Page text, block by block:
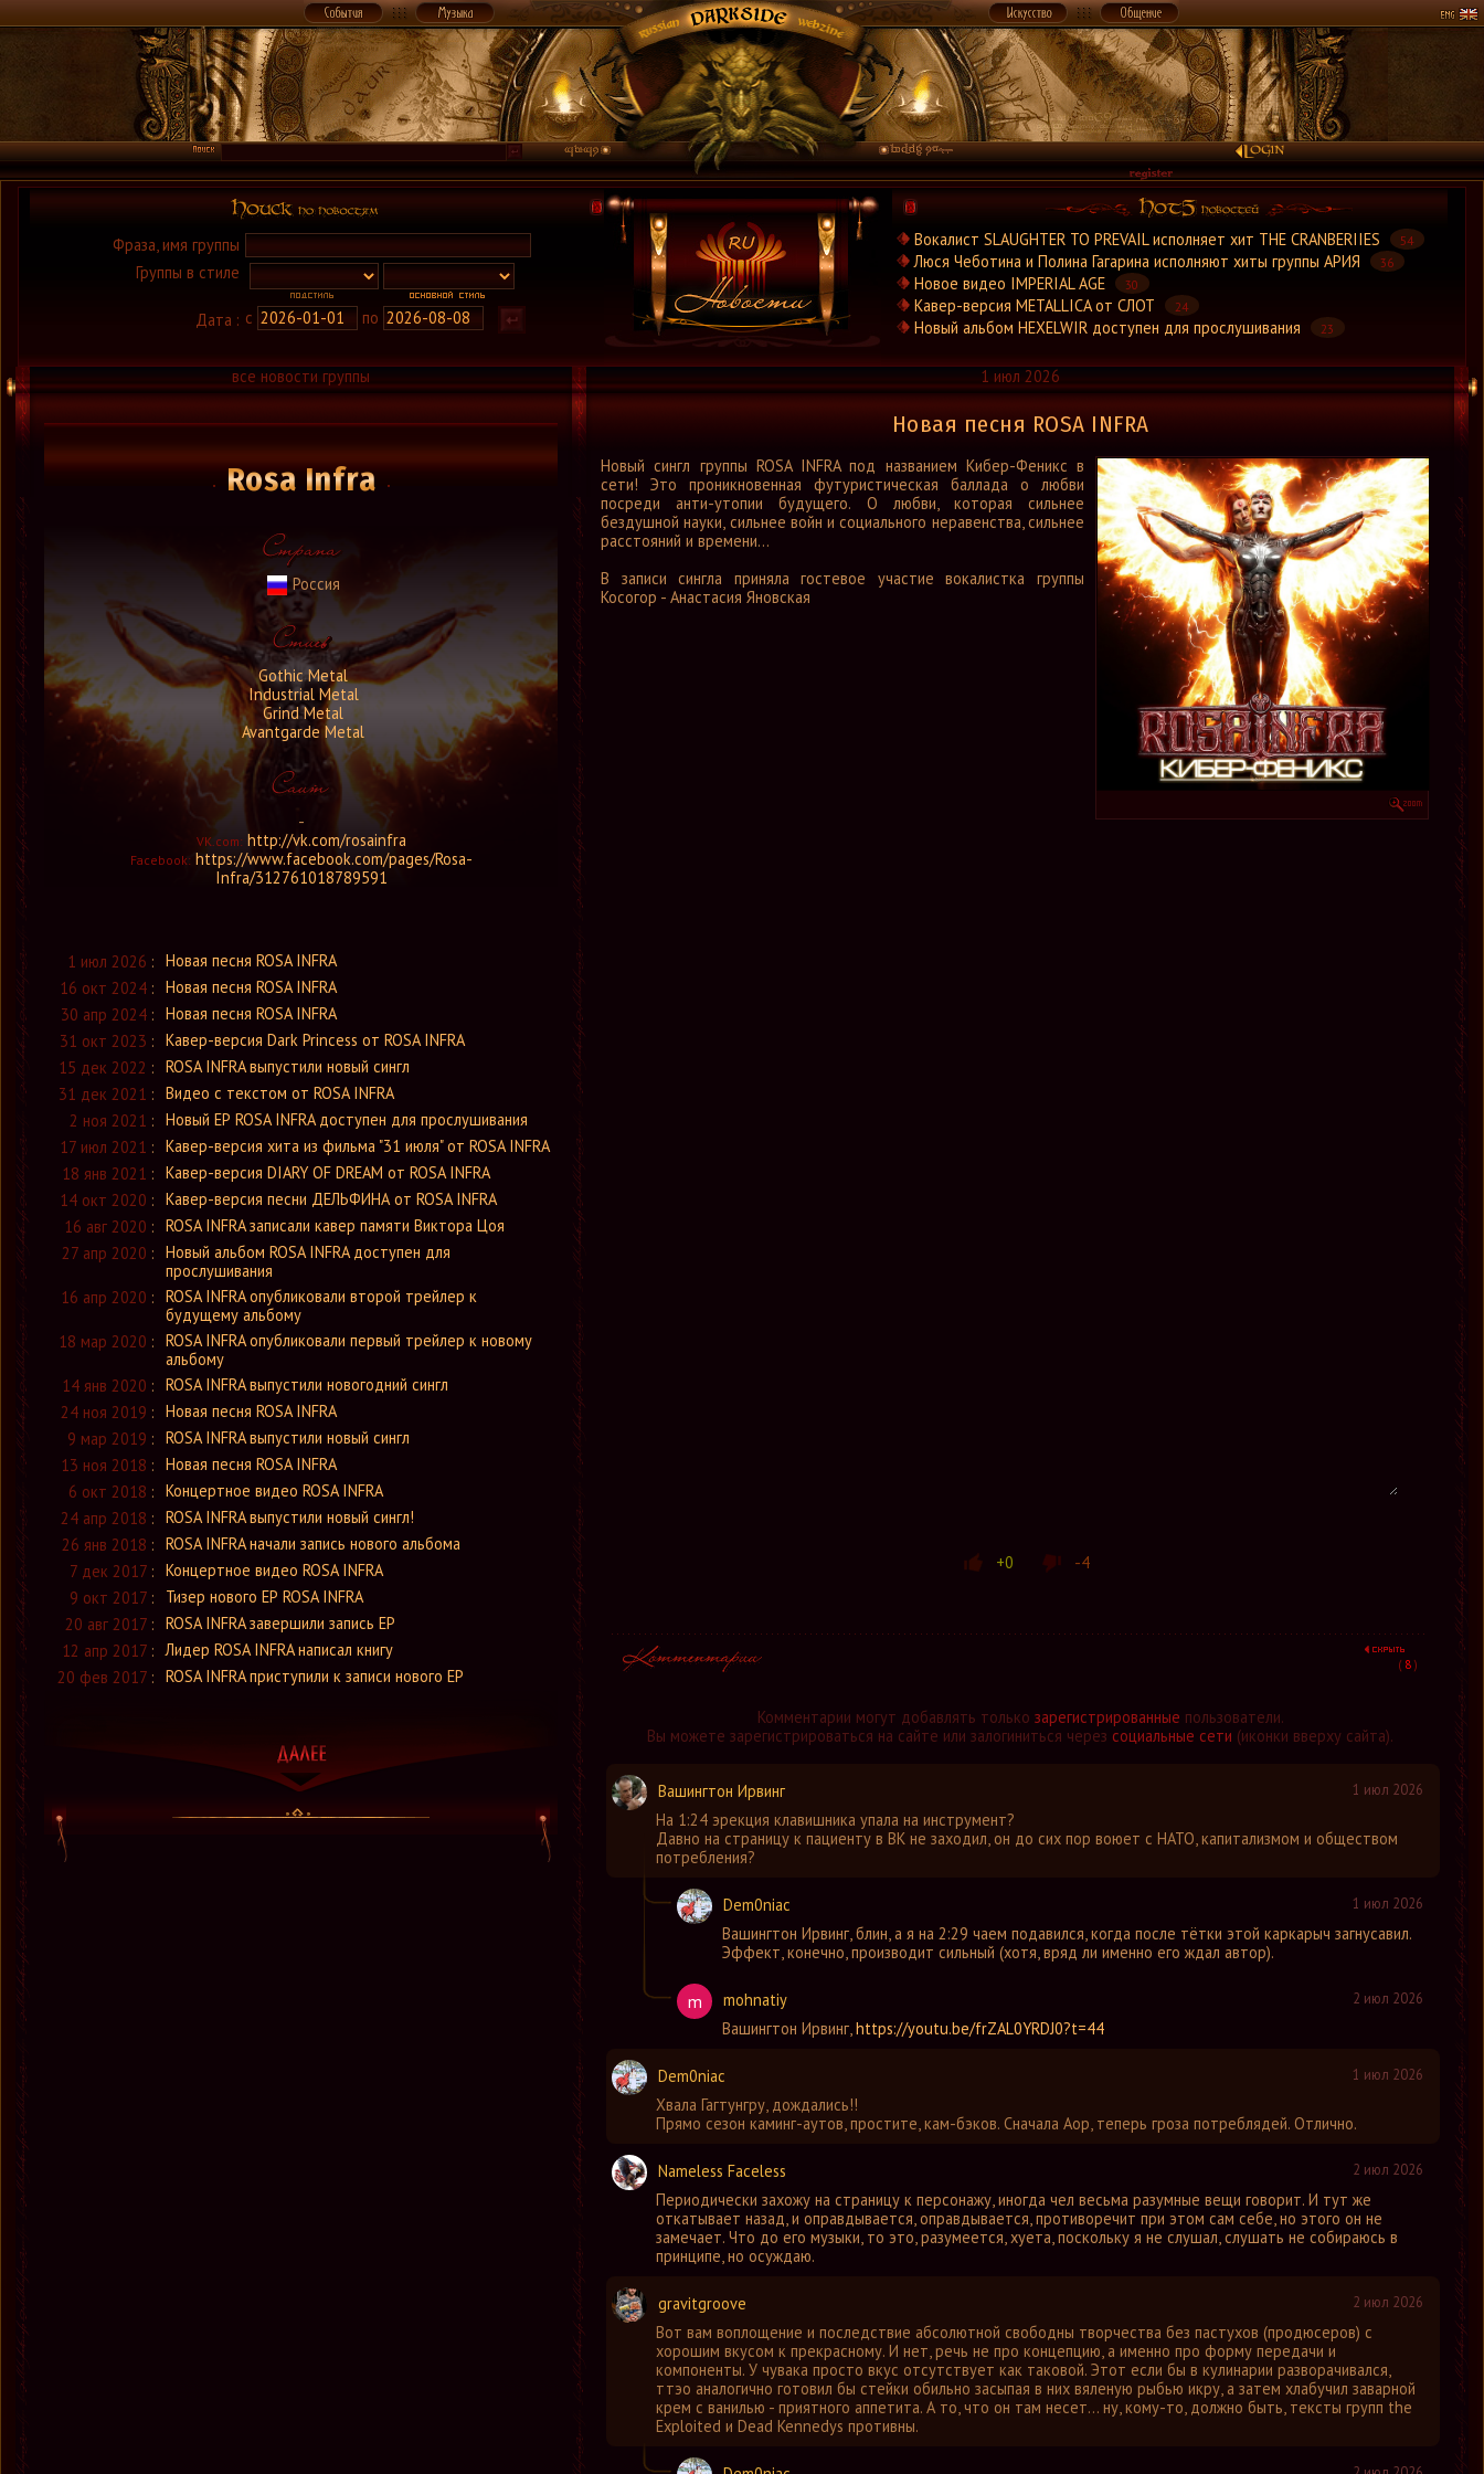
×
Новости
Новости.Рус
Видео
Концерты
Репортажи
Группы
Рецензии
Интервью
Графика
Форум
Ссылки
Контакты
Фраза, имя группы
Группы в стиле
Дата : с по
Вокалист SLAUGHTER TO PREVAIL исполняет хит THE CRANBERIIES 54
Люся Чеботина и Полина Гагарина исполняют хиты группы АРИЯ 36
Новое видео IMPERIAL AGE 30
Кавер-версия METALLICA от СЛОТ 24
Новый альбом HEXELWIR доступен для прослушивания 23
все новости группы
Rosa Infra
Россия
Gothic Metal
Industrial Metal
Grind Metal
Avantgarde Metal
-
VK.com: http://vk.com/rosainfra
Facebook: https://www.facebook.com/pages/Rosa-
Infra/312761018789591
1 июл 2026 : Новая песня ROSA INFRA
16 окт 2024 : Новая песня ROSA INFRA
30 апр 2024 : Новая песня ROSA INFRA
31 окт 2023 : Кавер-версия Dark Princess от ROSA INFRA
15 дек 2022 : ROSA INFRA выпустили новый сингл
31 дек 2021 : Видео с текстом от ROSA INFRA
2 ноя 2021 : Новый ЕР ROSA INFRA доступен для прослушивания
17 июл 2021 : Кавер-версия хита из фильма "31 июля" от ROSA INFRA
18 янв 2021 : Кавер-версия DIARY OF DREAM от ROSA INFRA
14 окт 2020 : Кавер-версия песни ДЕЛЬФИНА от ROSA INFRA
16 авг 2020 : ROSA INFRA записали кавер памяти Виктора Цоя
27 апр 2020 : Новый альбом ROSA INFRA доступен для
прослушивания
16 апр 2020 : ROSA INFRA опубликовали второй трейлер к
будущему альбому
18 мар 2020 : ROSA INFRA опубликовали первый трейлер к новому
альбому
14 янв 2020 : ROSA INFRA выпустили новогодний сингл
24 ноя 2019 : Новая песня ROSA INFRA
9 мар 2019 : ROSA INFRA выпустили новый сингл
13 ноя 2018 : Новая песня ROSA INFRA
6 окт 2018 : Концертное видео ROSA INFRA
24 апр 2018 : ROSA INFRA выпустили новый сингл!
26 янв 2018 : ROSA INFRA начали запись нового альбома
7 дек 2017 : Концертное видео ROSA INFRA
9 окт 2017 :
Тизер нового ЕР ROSA INFRA
20 авг 2017 : ROSA INFRA завершили запись ЕР
12 апр 2017 : Лидер ROSA INFRA написал книгу
20 фев 2017 : ROSA INFRA приступили к записи нового EP
1 июл 2026
Новая песня ROSA INFRA
Новый сингл группы ROSA INFRA под названием Кибер-Феникс в
сети! Это проникновенная футуристическая баллада о любви
посреди анти-утопии будущего. О любви, которая сильнее
бездушной науки, сильнее войн и социального неравенства, сильнее
расстояний и времени...
В записи сингла приняла гостевое участие вокалистка группы
Косогор - Анастасия Яновская
+0 -4
( 8 )
Комментарии могут добавлять только зарегистрированные пользователи.
Вы можете зарегистрироваться на сайте или залогиниться через социальные сети (иконки вверху сайта).
1 июл 2026
Вашингтон Ирвинг
На 1:24 эрекция клавишника упала на инструмент?
Давно на страницу к пациенту в ВК не заходил, он до сих пор воюет с НАТО, капитализмом и обществом
потребления?
1 июл 2026
Dem0niac
Вашингтон Ирвинг,блин, а я на 2:29 чаем подавился, когда после тётки этой каркарыч загнусавил.
Эффект, конечно, производит сильный (хотя, вряд ли именно его ждал автор).
2 июл 2026
m
mohnatiy
Вашингтон Ирвинг,https://youtu.be/frZAL0YRDJ0?t=44
1 июл 2026
Dem0niac
Хвала Гагтунгру, дождались!!
Прямо сезон каминг-аутов, простите, кам-бэков. Сначала Аор, теперь гроза потреблядей. Отлично.
2 июл 2026
Nameless Faceless
Периодически захожу на страницу к персонажу, иногда чел весьма разумные вещи говорит. И тут же
откатывает назад, и оправдывается, оправдывается, противоречит при этом сам себе, но этого он не
замечает. Что до его музыки, то это, разумеется, хуета, поскольку я не слушал, слушать не собираюсь в
принципе, но осуждаю.
2 июл 2026
gravitgroove
Вот вам воплощение и последствие абсолютной свободны творчества без пастухов (продюсеров) с
хорошим вкусом к прекрасному. И нет, речь не про концепцию, а именно про форму передачи и
компоненты. У чувака просто вкус отсутствует как таковой. Этот если бы в кулинарии разворачивался,
ттэо аналогично готовил бы стейки обильно засыпая в них вяленую рыбью икру, а затем хлабучил заварной
крем с ванилью - приятного аппетита. А то, что он там несет... ну, кому-то, должно быть, тексты групп the
Exploited и Dead Kennedys противны.